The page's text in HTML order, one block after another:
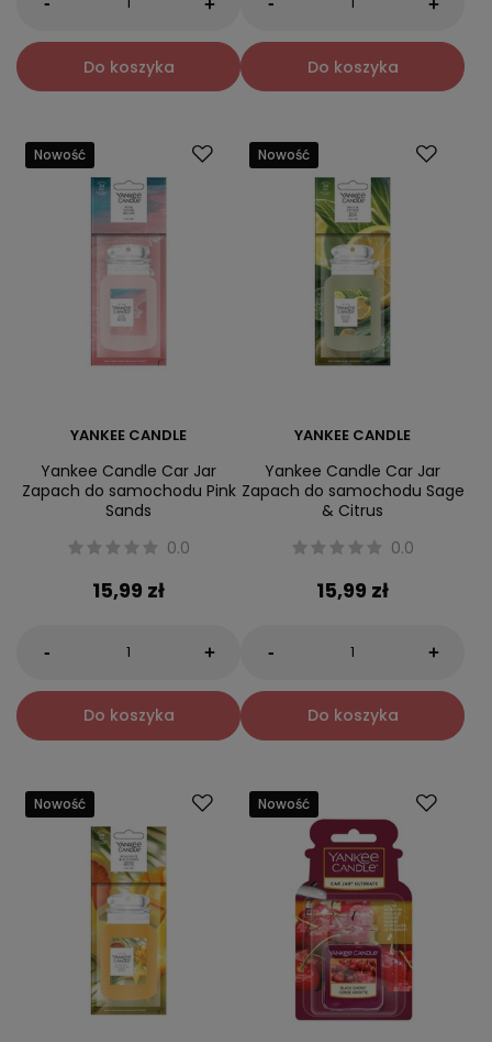
+
Do koszyka
+
Do koszyka
Nowość
YANKEE CANDLE
Yankee Candle Car Jar
Zapach do samochodu Pink
Sands
0.0
15,99 zł
- +
Do koszyka
Nowość
YANKEE CANDLE
Yankee Candle Car Jar
Zapach do samochodu Sage
& Citrus
0.0
15,99 zł
- +
Do koszyka
Nowość Nowość